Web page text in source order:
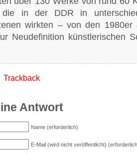
die in der DDR in
wirkten – von den 1980er
Neudefinition künstlerischen
Trackback
Antwort
Name (erforderlich)
E-Mail (wird nicht veröffentlicht)